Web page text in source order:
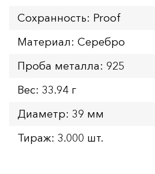
Сохранность: Proof
Материал: Серебро
Проба металла: 925
Вес: 33.94 г
Диаметр: 39 мм
Тираж: 3.000 шт.